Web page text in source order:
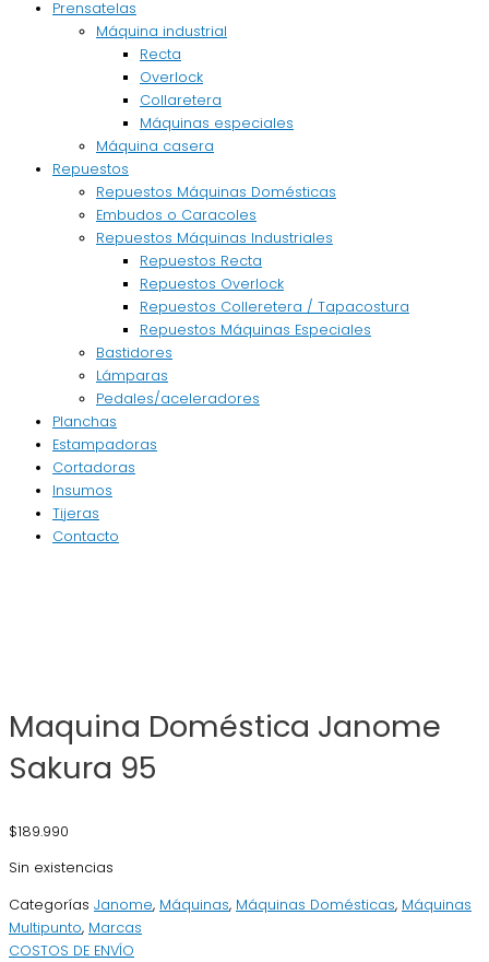
Prensatelas
Máquina industrial
Recta
Overlock
Collaretera
Máquinas especiales
Máquina casera
Repuestos
Repuestos Máquinas Domésticas
Embudos o Caracoles
Repuestos Máquinas Industriales
Repuestos Recta
Repuestos Overlock
Repuestos Colleretera / Tapacostura
Repuestos Máquinas Especiales
Bastidores
Lámparas
Pedales/aceleradores
Planchas
Estampadoras
Cortadoras
Insumos
Tijeras
Contacto
Maquina Doméstica Janome
Sakura 95
$189.990
Sin existencias
Categorías Janome, Máquinas, Máquinas Domésticas, Máquinas
Multipunto, Marcas
COSTOS DE ENVÍO